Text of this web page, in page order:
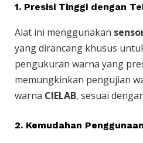
1. Presisi Tinggi dengan
Alat ini menggunakan
yang dirancang khusus
pengukuran warna yang
memungkinkan pengujian
warna CIELAB, sesuai
2. Kemudahan Penggunaan